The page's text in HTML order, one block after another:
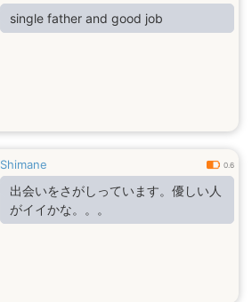
single father and good job
Shimane 0.6
出会いをさがしっています。優しい人
がイイかな。。。